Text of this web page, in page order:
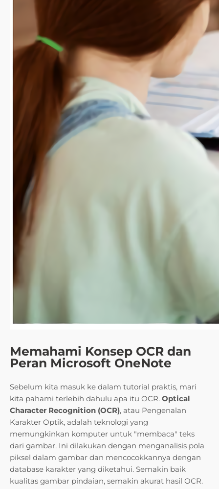
Memahami Konsep OCR dan
Peran Microsoft OneNote
Sebelum kita masuk ke dalam tutorial praktis, mari
kita pahami terlebih dahulu apa itu OCR. Optical
Character Recognition (OCR), atau Pengenalan
Karakter Optik, adalah teknologi yang
memungkinkan komputer untuk "membaca" teks
dari gambar. Ini dilakukan dengan menganalisis pola
piksel dalam gambar dan mencocokkannya dengan
database karakter yang diketahui. Semakin baik
kualitas gambar pindaian, semakin akurat hasil OCR.